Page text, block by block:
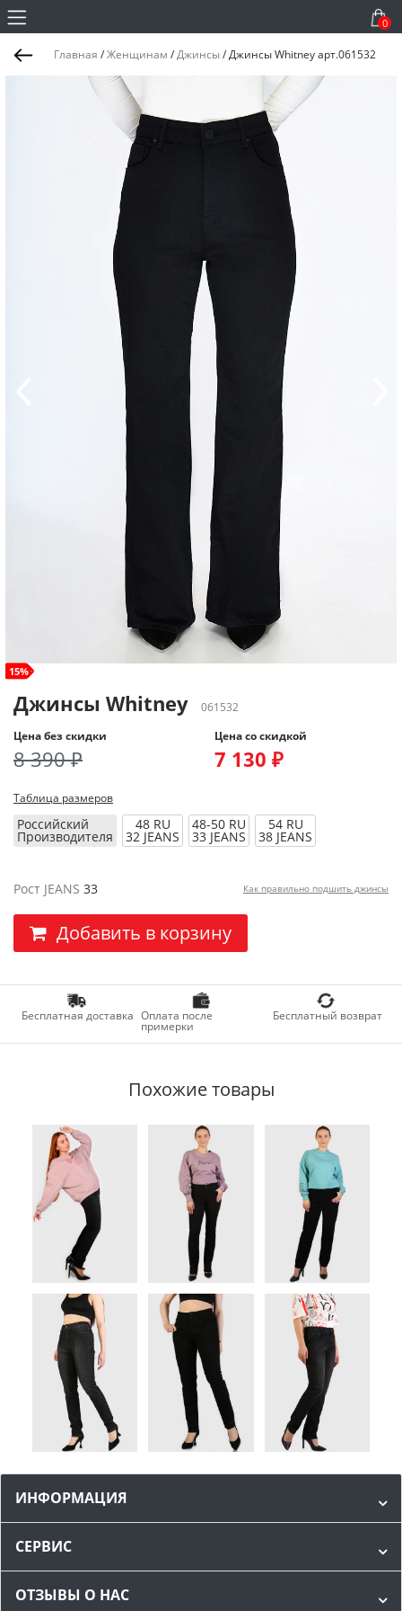
0
Главная /Женщинам /Джинсы/Джинсы Whitney арт.061532
size+
15%
Джинсы Whitney
061532
Цена без скидки
8 390 ₽
Цена со скидкой
7 130 ₽
Таблица размеров
Российский
Производителя
48 RU
32 JEANS
48-50 RU
33 JEANS
54 RU
38 JEANS
Рост JEANS 33 Как правильно подшить джинсы
Добавить в корзину
Бесплатная доставка Оплата после
примерки
Бесплатный возврат
Похожие товары
ИНФОРМАЦИЯ
СЕРВИС
ОТЗЫВЫ О НАС